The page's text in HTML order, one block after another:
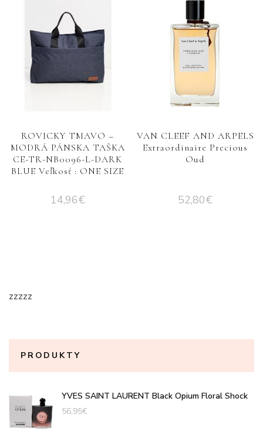
ROVICKY TMAVO –
MODRÁ PÁNSKA TAŠKA
CE-TR-NB0096-L-DARK
BLUE Veľkosť : ONE SIZE
14,96€
VAN CLEEF AND ARPELS
Extraordinaire Precious
Oud
52,80€
zzzzz
PRODUKTY
YVES SAINT LAURENT Black Opium Floral Shock
56,95€